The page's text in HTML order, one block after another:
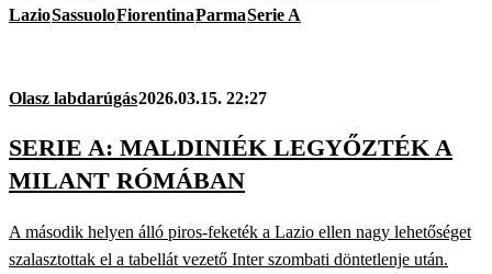
LazioSassuoloFiorentinaParmaSerie A
Olasz labdarúgás2026.03.15. 22:27
SERIE A: MALDINIÉK LEGYŐZTÉK A
MILANT RÓMÁBAN
A második helyen álló piros-feketék a Lazio ellen nagy lehetőséget
szalasztottak el a tabellát vezető Inter szombati döntetlenje után.